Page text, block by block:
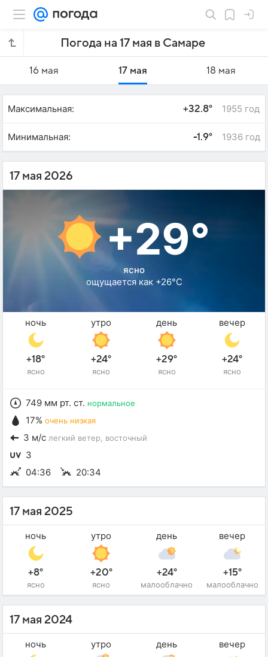
Погода на 17 мая в Самаре
16 мая 17 мая 18 мая
Максимальная: +32.8° 1955 год
Минимальная: -1.9° 1936 год
17 мая 2026
+29°
ясно
ощущается как +26°C
ночь
+18°
ясно
утро
+24°
ясно
день
+29°
ясно
вечер
+24°
ясно
749 мм рт. ст. нормальное
17% очень низкая
3 м/с легкий ветер , восточный
3
04:36
20:34
17 мая 2025
ночь
+8°
ясно
утро
+20°
ясно
день
+24°
малооблачно
вечер
+15°
малооблачно
17 мая 2024
ночь утро день вечер